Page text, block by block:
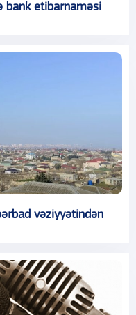
bank etibarnaməsi
vəziyyətindən